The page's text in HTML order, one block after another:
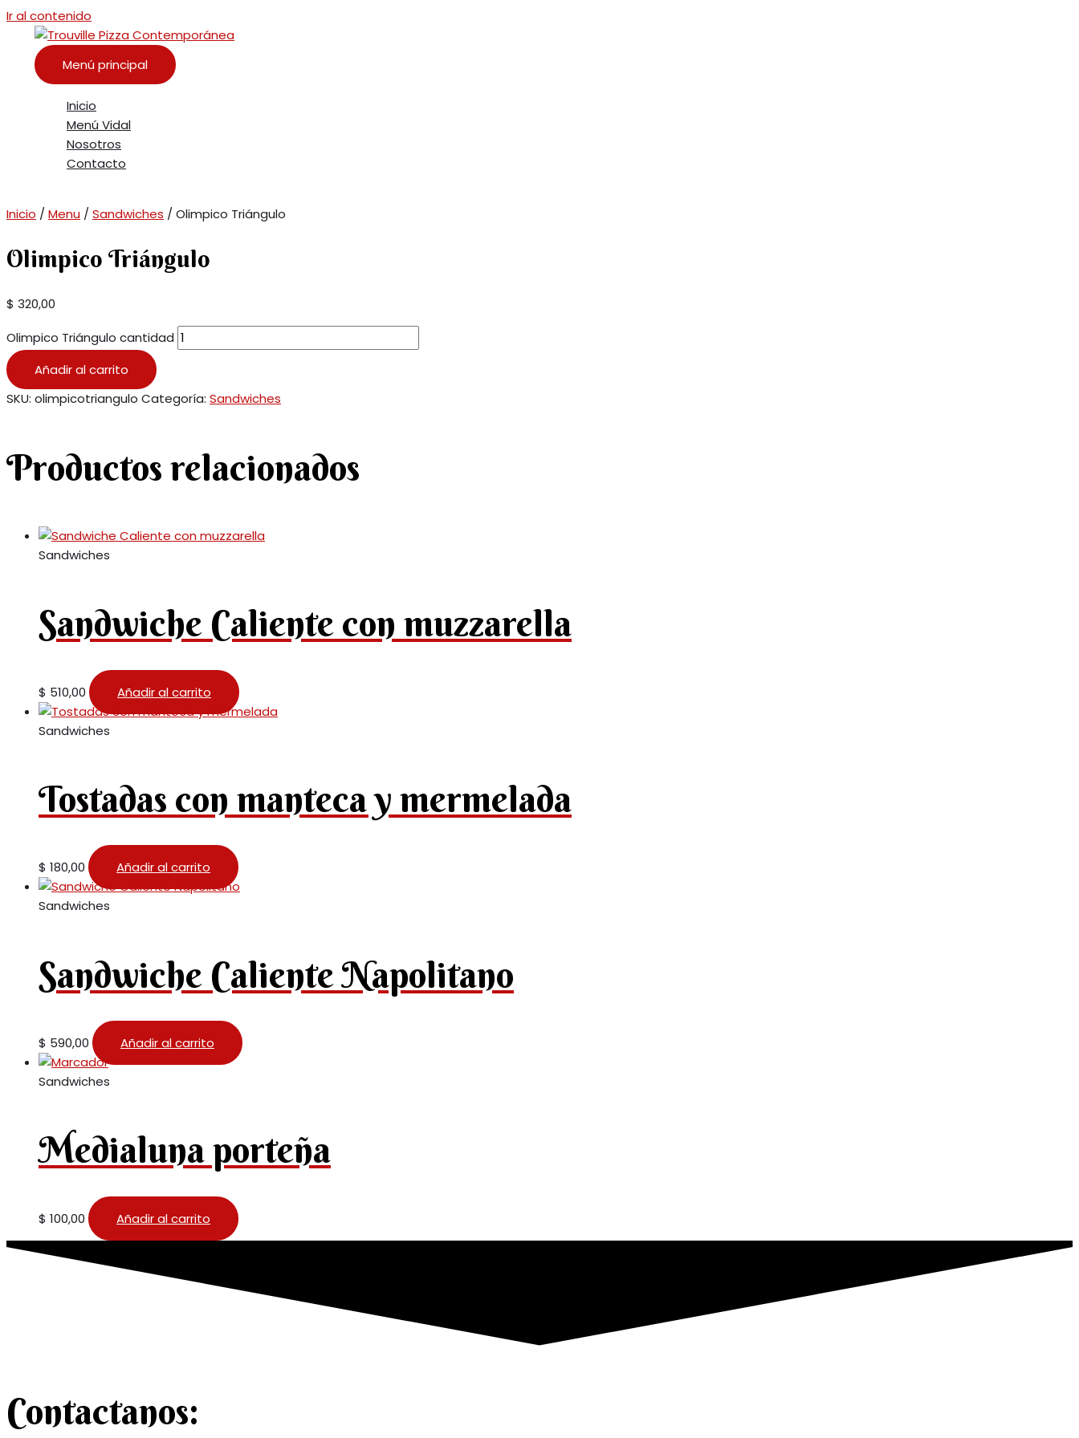
Ir al contenido
Menú principal
Inicio
Menú Vidal
Nosotros
Contacto
Inicio / Menu / Sandwiches / Olimpico Triángulo
Olimpico Triángulo
$ 320,00
Olimpico Triángulo cantidad
Añadir al carrito
SKU: olimpicotriangulo Categoría: Sandwiches
Productos relacionados
Sandwiches
Sandwiche Caliente con muzzarella
$ 510,00 Añadir al carrito
Sandwiches
Tostadas con manteca y mermelada
$ 180,00 Añadir al carrito
Sandwiches
Sandwiche Caliente Napolitano
$ 590,00 Añadir al carrito
Sandwiches
Medialuna porteña
$ 100,00 Añadir al carrito
Contactanos: